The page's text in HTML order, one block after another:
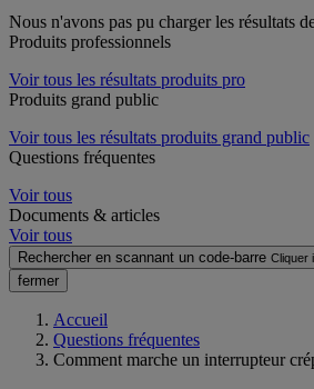
Nous n'avons pas pu charger les résultats
Produits professionnels
Voir tous les résultats produits pro
Produits grand public
Voir tous les résultats produits grand public
Questions fréquentes
Voir tous
Documents & articles
Voir tous
Rechercher en scannant un code-barre Cliquer
fermer
Accueil
Questions fréquentes
Comment marche un interrupteur